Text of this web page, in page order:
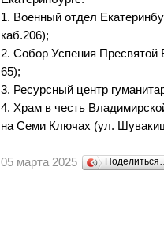
1. Военный отдел
каб.206);
2. Собор Успения
65);
3. Ресурсный центр
4. Храм в честь
на Семи Ключах (ул.
05 марта 2025